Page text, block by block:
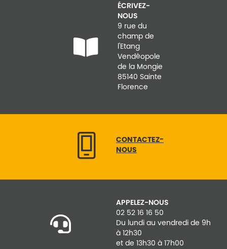
ÉCRIVEZ-
NOUS
9 rue du
champ de
l'Etang
Vendéopole
de la Mongie
85140 Sainte
Florence
CONTACTEZ-
NOUS
APPELEZ-NOUS
02 52 16 16 50
Du lundi au vendredi de 9h
à 12h30
et de 13h30 à 17h00